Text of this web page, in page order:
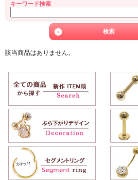
キーワード検索
該当商品はありません。